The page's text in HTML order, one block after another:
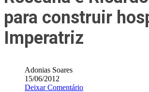
para construir
Imperatriz
Adonias Soares
15/06/2012
Deixar Comentário